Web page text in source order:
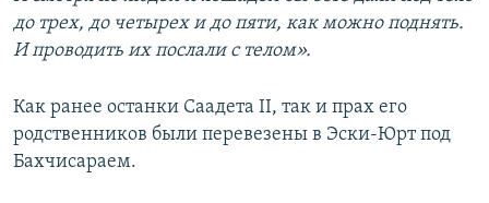
до трех, до четырех и до пяти, как можно поднять.
И проводить их послали с телом».
Как ранее останки Саадета ІІ, так и прах его
родственников были перевезены в Эски-Юрт под
Бахчисараем.